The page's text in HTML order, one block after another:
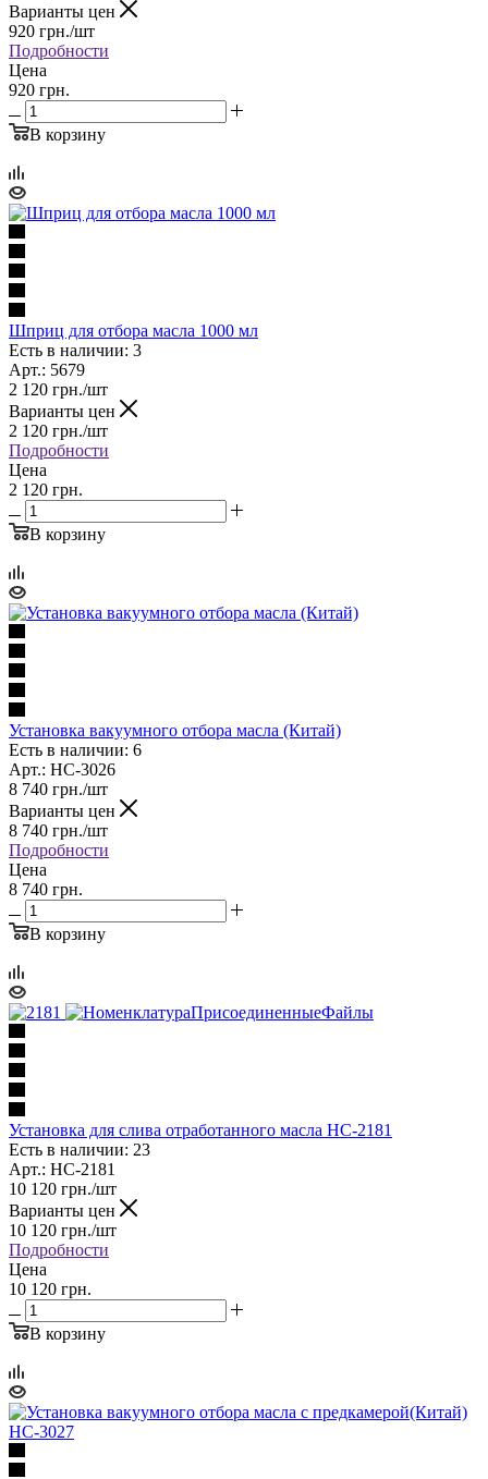
Варианты цен
920 грн./шт
Подробности
Цена
920 грн.
В корзину
Шприц для отбора масла 1000 мл
Есть в наличии: 3
Арт.: 5679
2 120 грн./шт
Варианты цен
2 120 грн./шт
Подробности
Цена
2 120 грн.
В корзину
Установка вакуумного отбора масла (Китай)
Есть в наличии: 6
Арт.: HC-3026
8 740 грн./шт
Варианты цен
8 740 грн./шт
Подробности
Цена
8 740 грн.
В корзину
Установка для слива отработанного масла HC-2181
Есть в наличии: 23
Арт.: HC-2181
10 120 грн./шт
Варианты цен
10 120 грн./шт
Подробности
Цена
10 120 грн.
В корзину